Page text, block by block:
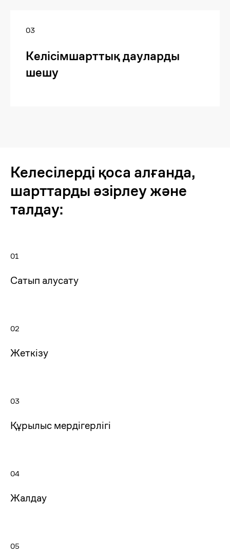
03
Келісімшарттық дауларды
шешу
Келесілерді қоса алғанда,
шарттарды әзірлеу және
талдау:
01
Сатып алусату
02
Жеткізу
03
Құрылыс мердігерлігі
04
Жалдау
05